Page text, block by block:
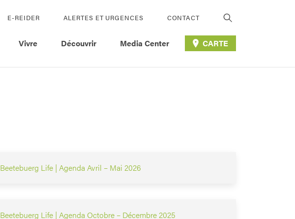
E-REIDER ALERTES ET URGENCES CONTACT
Vivre Découvrir Media Center CARTE
Beetebuerg Life | Agenda Avril – Mai 2026
Beetebuerg Life | Agenda Octobre – Décembre 2025